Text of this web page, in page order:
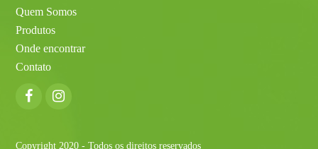
Quem Somos
Produtos
Onde encontrar
Contato
Facebook
Copyright 2020 - Todos os direitos reservados